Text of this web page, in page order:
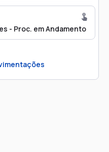
- Proc. em Andamento